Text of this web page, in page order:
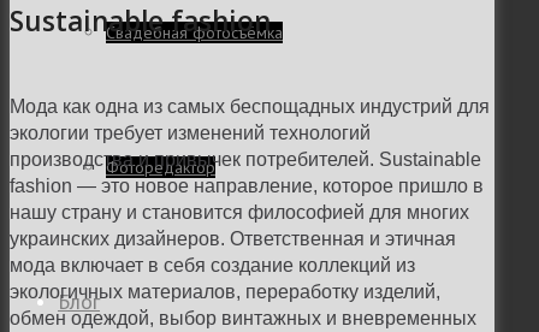
Свадебная фотосъёмка
Фоторедактор
Блог
Sustainable fashion
Мода как одна из самых беспощадных индустрий для
экологии требует изменений технологий
производства и привычек потребителей. Sustainable
fashion — это новое направление, которое пришло в
нашу страну и становится философией для многих
украинских дизайнеров. Ответственная и этичная
мода включает в себя создание коллекций из
экологичных материалов, переработку изделий,
обмен одеждой, выбор винтажных и вневременных